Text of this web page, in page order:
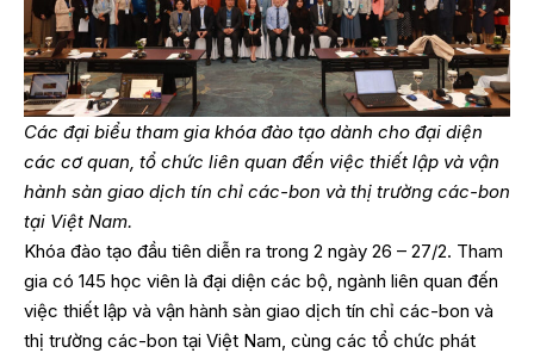
Các đại biểu tham gia khóa đào tạo dành cho đại diện
các cơ quan, tổ chức liên quan đến việc thiết lập và vận
hành sàn giao dịch tín chỉ các-bon và thị trường các-bon
tại Việt Nam.
Khóa đào tạo đầu tiên diễn ra trong 2 ngày 26 – 27/2. Tham
gia có 145 học viên là đại diện các bộ, ngành liên quan đến
việc thiết lập và vận hành sàn giao dịch tín chỉ các-bon và
thị trường các-bon tại Việt Nam, cùng các tổ chức phát